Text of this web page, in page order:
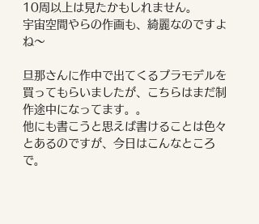
10周以上は見たかもしれません。
宇宙空間やらの作画も、綺麗なのですよ
ね〜
旦那さんに作中で出てくるプラモデルを
買ってもらいましたが、こちらはまだ制
作途中になってます。。
他にも書こうと思えば書けることは色々
とあるのですが、今日はこんなところ
で。